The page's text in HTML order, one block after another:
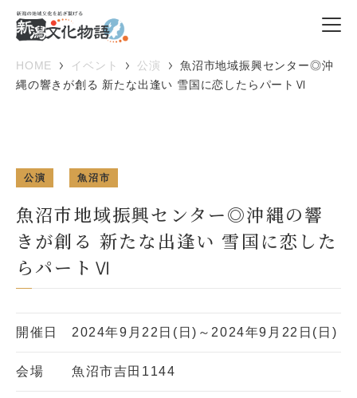
HOME イベント 公演
魚沼市地域振興センター◎沖
縄の響きが創る 新たな出逢い 雪国に恋したらパートⅥ
公演 魚沼市
魚沼市地域振興センター◎沖縄の響
きが創る 新たな出逢い 雪国に恋した
らパートⅥ
開催日 2024年9月22日(日)～2024年9月22日(日)
会場 魚沼市吉田1144